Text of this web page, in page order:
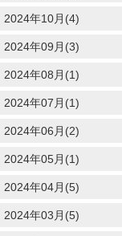
2024年10月(4)
2024年09月(3)
2024年08月(1)
2024年07月(1)
2024年06月(2)
2024年05月(1)
2024年04月(5)
2024年03月(5)